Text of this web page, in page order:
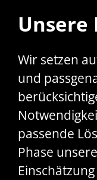
Unsere
Wir setzen
und
passende
Phase